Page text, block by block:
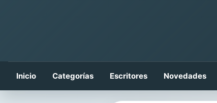
Inicio Categorías Escritores Novedades